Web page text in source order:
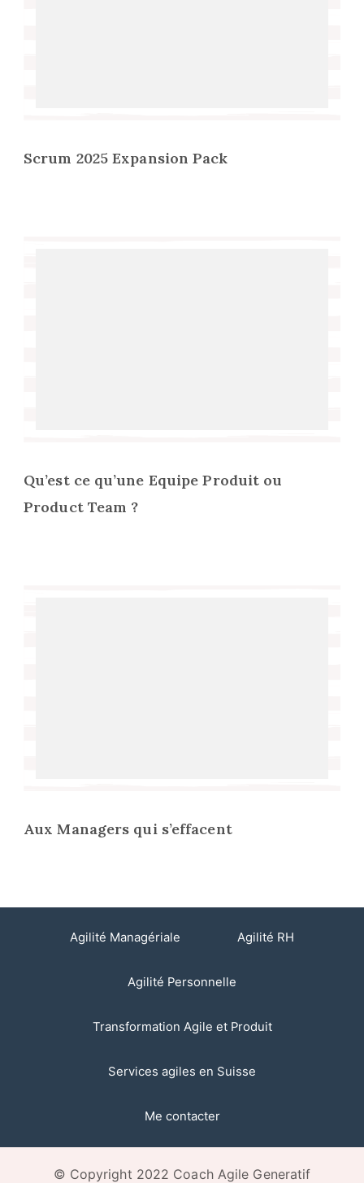
Scrum 2025 Expansion Pack
Qu’est ce qu’une Equipe Produit ou
Product Team ?
Aux Managers qui s’effacent
Agilité Managériale Agilité RH
Agilité Personnelle
Transformation Agile et Produit
Services agiles en Suisse
Me contacter
© Copyright 2022 Coach Agile Generatif